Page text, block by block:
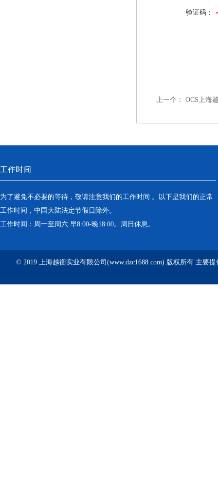
验证码：
上一个： OCS上海
工作时间
为了避免不必要的等待，敬请注意我们的工作时间 。以下是我们的正常
工作时间，中国大陆法定节假日除外。
工作时间：周一至周六 早8:00-晚18:00。周日休息。
© 2019 上海越衡实业有限公司(www.dzc1688.com) 版权所有 主要提